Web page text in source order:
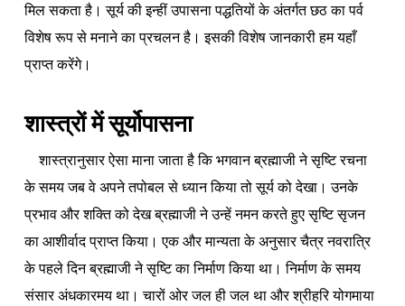
मिल सकता है। सूर्य की इन्हीं उपासना पद्धतियों के अंतर्गत छठ का पर्व
विशेष रूप से मनाने का प्रचलन है। इसकी विशेष जानकारी हम यहाँ
प्राप्त करेंगे।
शास्त्रों में सूर्योपासना
शास्त्रानुसार ऐसा माना जाता है कि भगवान ब्रह्माजी ने सृष्टि रचना
के समय जब वे अपने तपोबल से ध्यान किया तो सूर्य को देखा। उनके
प्रभाव और शक्ति को देख ब्रह्माजी ने उन्हें नमन करते हुए सृष्टि सृजन
का आशीर्वाद प्राप्त किया।एक और मान्यता के अनुसार चैत्र नवरात्रि
के पहले दिन ब्रह्माजी ने सृष्टि का निर्माण किया था। निर्माण के समय
संसार अंधकारमय था। चारों ओर जल ही जल था और श्रीहरि योगमाया